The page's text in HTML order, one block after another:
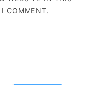
I COMMENT.